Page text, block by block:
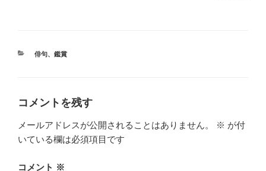
カ
俳句、 鑑賞
コメントを残す
メールアドレスが公開されることはありません。 ※ が付
いている欄は必須項目です
コメント ※